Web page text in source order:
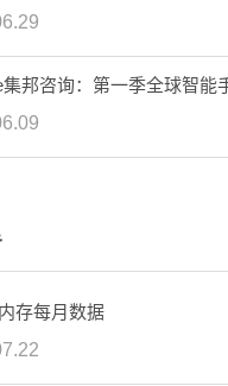
集邦咨询：第一季全球智能
存每月数据